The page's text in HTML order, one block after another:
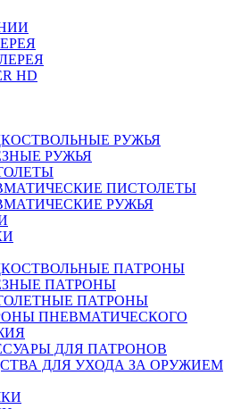
HD
РУЖЬЯ
РУЖЬЯ
ПИСТОЛЕТЫ
РУЖЬЯ
ПАТРОНЫ
ПАТРОНЫ
ПАТРОНЫ
ПНЕВМАТИЧЕСКОГО
ДЛЯ ПАТРОНОВ
ДЛЯ УХОДА ЗА ОРУЖИЕМ